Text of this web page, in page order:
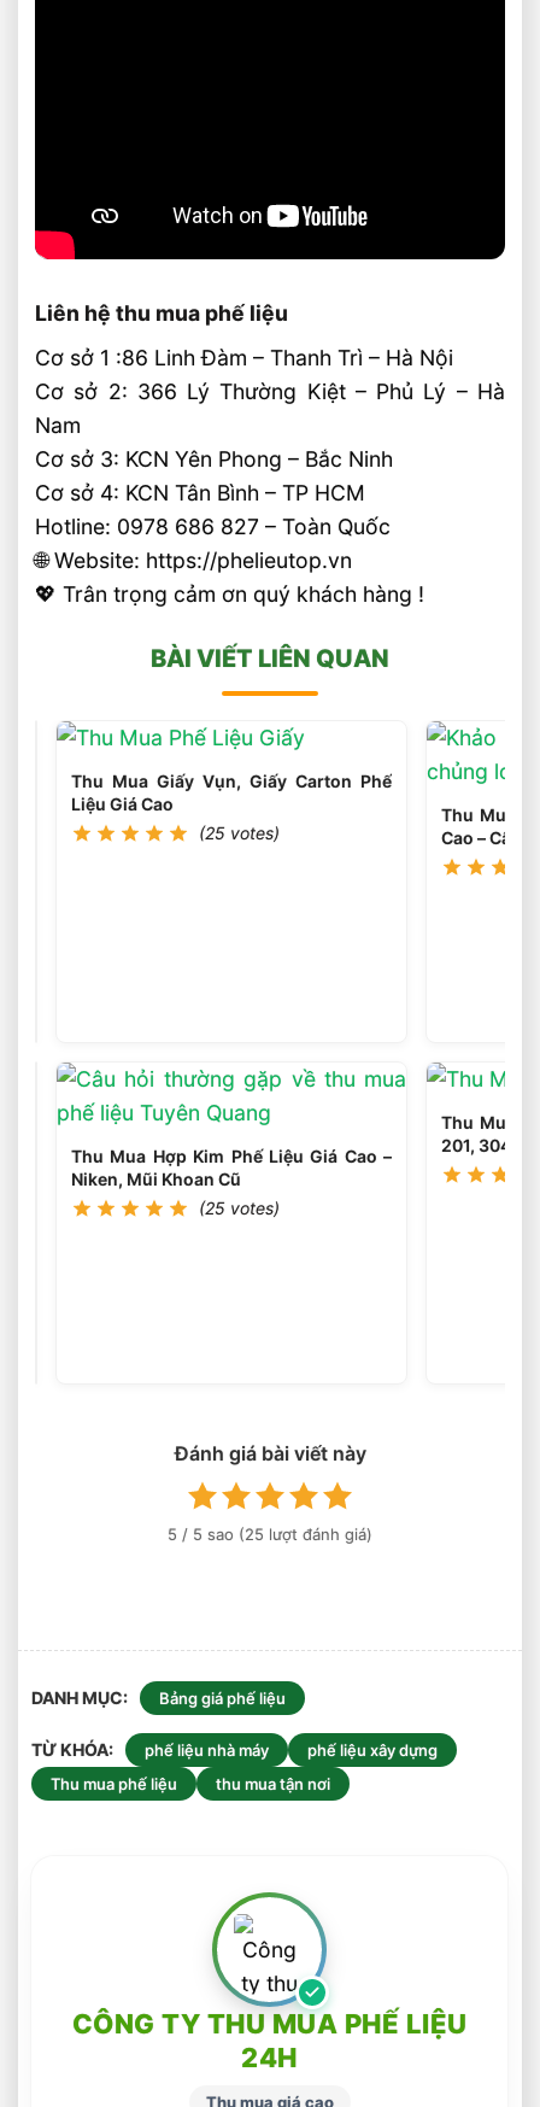
Liên hệ thu mua phế liệu
Cơ sở 1 :86 Linh Đàm – Thanh Trì – Hà Nội
Cơ sở 2: 366 Lý Thường Kiệt – Phủ Lý – Hà
Nam
Cơ sở 3: KCN Yên Phong – Bắc Ninh
Cơ sở 4: KCN Tân Bình – TP HCM
Hotline: 0978 686 827 – Toàn Quốc
🌐 Website: https://phelieutop.vn
💖 Trân trọng cảm ơn quý khách hàng !
BÀI VIẾT LIÊN QUAN
Tử
–
Bo
Dây
Cáp,
Mô
Thu Mua Giấy Vụn, Giấy Carton Phế
Liệu Giá Cao
(25 votes)
Thu Mua Hợp Kim Phế Liệu Giá Cao –
Niken, Mũi Khoan Cũ
(25 votes)
Thu Mua
Cao – Cân
Thu Mua
201, 304
Đánh giá bài viết này
5 / 5 sao (25 lượt đánh giá)
DANH MỤC Bảng giá phế liệu
TỪ KHÓA phế liệu nhà máy
phế liệu xây dựng
Thu mua phế liệu
thu mua tận nơi
CÔNG TY THU MUA PHẾ LIỆU
24H
Thu mua giá cao